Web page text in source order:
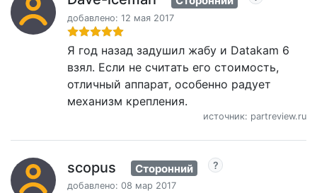
добавлено: 12 мая 2017
Я год назад задушил жабу и Datakam 6
взял. Если не считать его стоимость,
отличный аппарат, особенно радует
механизм крепления.
источник: partreview.ru
scopus Сторонний
добавлено: 08 мар 2017